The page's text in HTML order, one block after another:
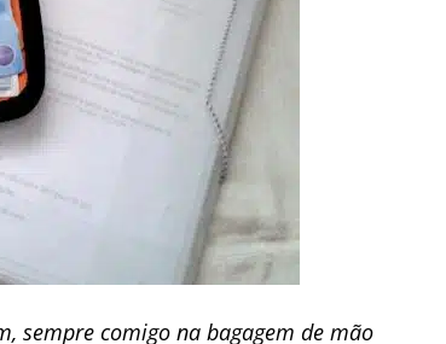
sempre comigo na bagagem de mão